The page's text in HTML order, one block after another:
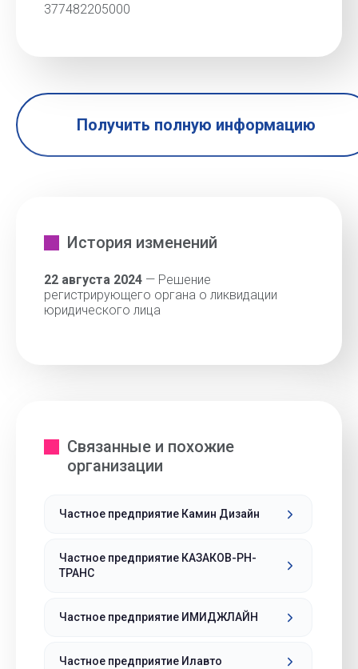
377482205000
Получить полную информацию
История изменений
22 августа 2024 — Решение
регистрирующего органа о ликвидации
юридического лица
Связанные и похожие
организации
Частное предприятие Камин Дизайн
Частное предприятие КАЗАКОВ-РН-
ТРАНС
Частное предприятие ИМИДЖЛАЙН
Частное предприятие Илавто